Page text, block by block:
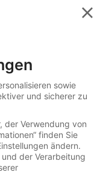
/
sowie
und sicherer zu
der Verwendung von
finden Sie
ändern.
der Verarbeitung